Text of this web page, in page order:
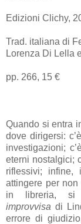
Edizioni Clichy,
Trad. italiana di
Lorenza Di Lella
pp. 266, 15 €
Quando si entra
dove dirigersi:
investigazioni;
eterni nostalgici;
riflessivi;
attingere per
in libreria, si
improvvisa di
errore di